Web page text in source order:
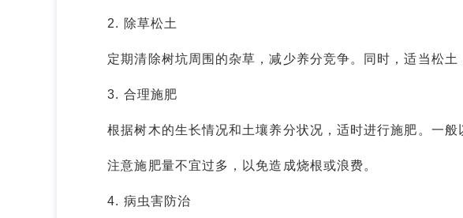
2. 除草松土
定期清除树坑周围的杂草，减少养分竞争。同时，适当松土
3. 合理施肥
根据树木的生长情况和土壤养分状况，适时进行施肥。一般
注意施肥量不宜过多，以免造成烧根或浪费。
4. 病虫害防治